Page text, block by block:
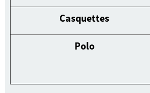
Casquettes
Polo